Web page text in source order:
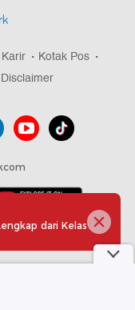
Karir
Kotak Pos
Disclaimer
right reserved
dari Kelas